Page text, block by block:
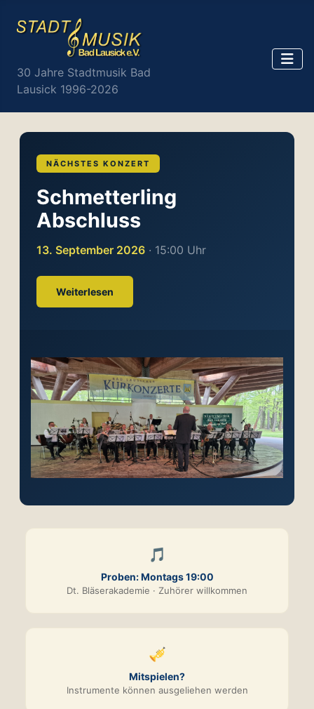
30 Jahre Stadtmusik Bad
Lausick 1996-2026
NÄCHSTES KONZERT
Schmetterling
Abschluss
13. September 2026 · 15:00 Uhr
Weiterlesen
🎵
Proben: Montags 19:00
Dt. Bläserakademie · Zuhörer willkommen
🎺
Mitspielen?
Instrumente können ausgeliehen werden